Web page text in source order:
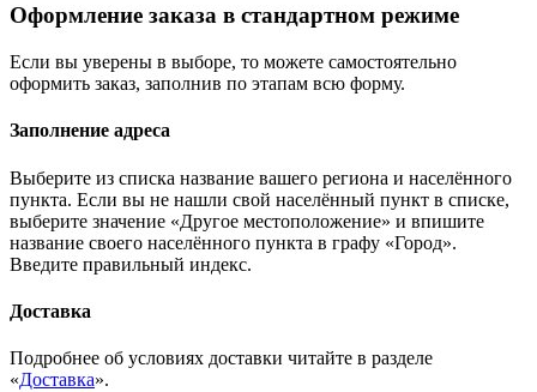
Оформление заказа в стандартном режиме
Если вы уверены в выборе, то можете самостоятельно
оформить заказ, заполнив по этапам всю форму.
Заполнение адреса
Выберите из списка название вашего региона и населённого
пункта. Если вы не нашли свой населённый пункт в списке,
выберите значение «Другое местоположение» и впишите
название своего населённого пункта в графу «Город».
Введите правильный индекс.
Доставка
Подробнее об условиях доставки читайте в разделе
«Доставка».